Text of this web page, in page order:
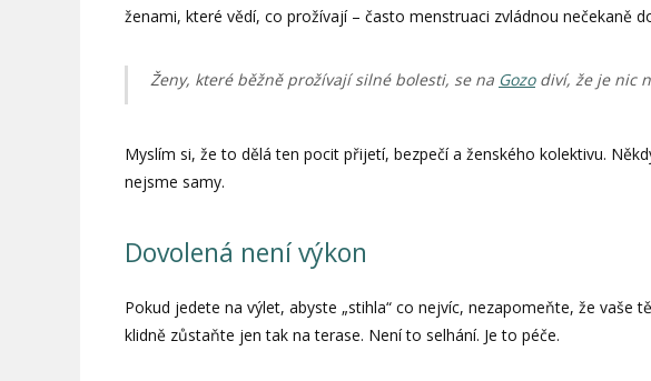
ženami, které vědí, co prožívají – často menstruaci zvládnou nečekaně
Ženy, které běžně prožívají silné bolesti, se na Gozodiví, že je nic
Myslím si, že to dělá ten pocit přijetí, bezpečí a ženského kolektivu.
nejsme samy.
Dovolená není výkon
Pokud jedete na výlet, abyste „stihla“ co nejvíc, nezapomeňte, že vaše
klidně zůstaňte jen tak na terase. Není to selhání. Je to péče.